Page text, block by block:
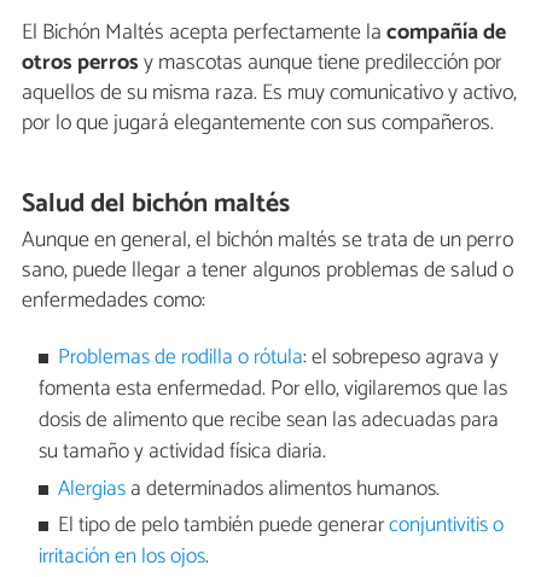
El Bichón Maltés acepta perfectamente lacompañía de
otros perrosy mascotas aunque tiene predilección por
aquellos de su misma raza. Es muy comunicativo y activo,
por lo que jugará elegantemente con sus compañeros.
Salud del bichón maltés
Aunque en general, el bichón maltés se trata de un perro
sano, puede llegar a tener algunos problemas de salud o
enfermedades como:
Problemas de rodilla o rótula: el sobrepeso agrava y
fomenta esta enfermedad. Por ello, vigilaremos que las
dosis de alimento que recibe sean las adecuadas para
su tamaño y actividad física diaria.
Alergiasa determinados alimentos humanos.
El tipo de pelo también puede generarconjuntivitis o
irritación en los ojos.